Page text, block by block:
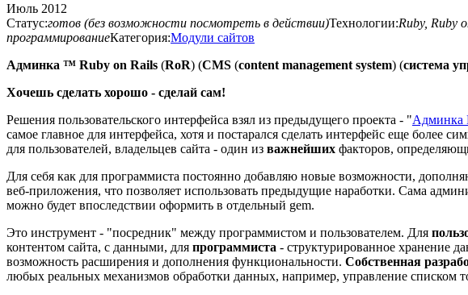
Июль 2012
Статус:готов (без возможности посмотреть в действии)Технологии:Ruby, Ruby
программированиеКатегория:Модули сайтов
Админка ™ Ruby on Rails (RoR) (CMS (content management system) (система
Хочешь сделать хорошо - сделай сам!
Решения пользовательского интерфейса взял из предыдущего проекта - "Админка
самое главное для интерфейса, хотя и постарался сделать интерфейс еще более
для пользователей, владельцев сайта - один из важнейших факторов,
Для себя как для программиста постоянно добавляю новые возможности,
веб-приложения, что позволяет использовать предыдущие наработки. Сама
можно будет впоследствии оформить в отдельный gem.
Это инструмент - "посредник" между программистом и пользователем. Для
контентом сайта, с данными, для программиста - структурированное хранение
возможность расширения и дополнения функциональности. Собственная
любых реальных механизмов обработки данных, например, управление списком